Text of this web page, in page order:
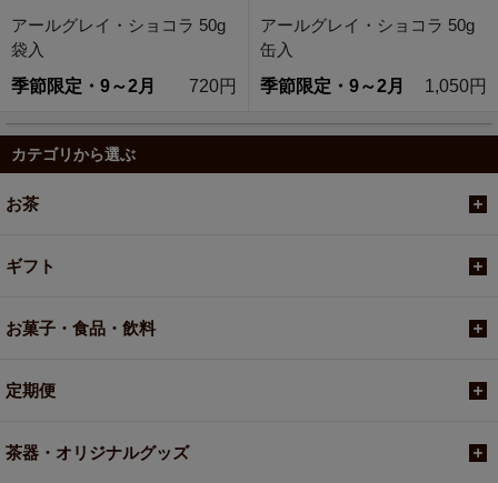
アールグレイ・ショコラ 50g
袋入
季節限定・9～2月
720円
アールグレイ・ショコラ 50g
缶入
季節限定・9～2月
1,050円
カテゴリから選ぶ
お茶
ギフト
お菓子・食品・飲料
定期便
茶器・オリジナルグッズ